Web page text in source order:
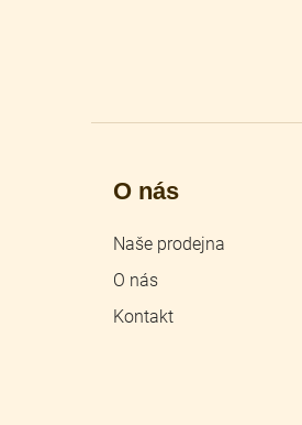
O nás
Naše prodejna
O nás
Kontakt